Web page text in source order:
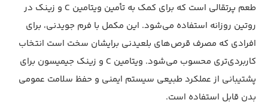
طعم پرتقالی است که برای کمک به تأمین ویتامین C و زینک در
روتین روزانه استفاده می‌شود. این مکمل با فرم جویدنی، برای
افرادی که مصرف قرص‌های بلعیدنی برایشان سخت است انتخاب
کاربردی‌تری محسوب می‌شود. ویتامین C و زینک جیمیسون برای
پشتیبانی از عملکرد طبیعی سیستم ایمنی و حفظ سلامت عمومی
بدن قابل استفاده است.